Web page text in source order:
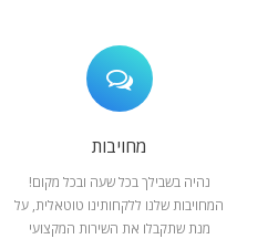
מחויבות
נהיה בשבילך בכל שעה ובכל מקום!
המחויבות שלנו ללקחותינו טוטאלית, על
מנת שתקבלו את השירות המקצועי